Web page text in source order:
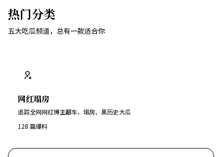
热门分类
五大吃瓜频道，总有一款适合你
网红塌房
追踪全网网红博主翻车、塌房、黑历史大瓜
128 篇爆料